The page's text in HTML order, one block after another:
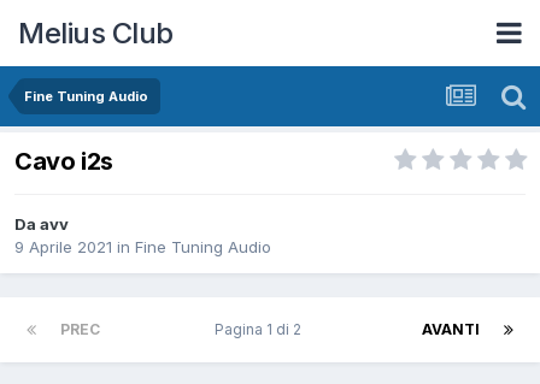
Melius Club
Fine Tuning Audio
Cavo i2s
Da avv
9 Aprile 2021 in Fine Tuning Audio
PREC AVANTI
Pagina 1 di 2